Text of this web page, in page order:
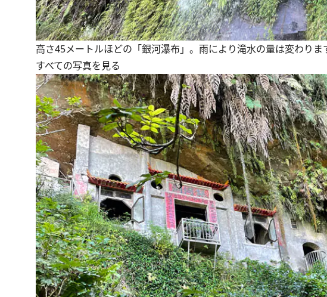
高さ45メートルほどの「銀河瀑布」。雨により滝水の量は変わりま
すべての写真を見る